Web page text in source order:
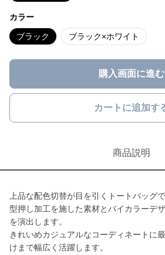
カラー
ブラック ブラック×ホワイト
購入画面に進む
カートに追加す
商品説明
上品な配色切替が目を引くトートバッグで
型押し加工を施した素材とバイカラーデ
を演出します。
きれいめカジュアルなコーディネートに
けまで幅広く活躍します。